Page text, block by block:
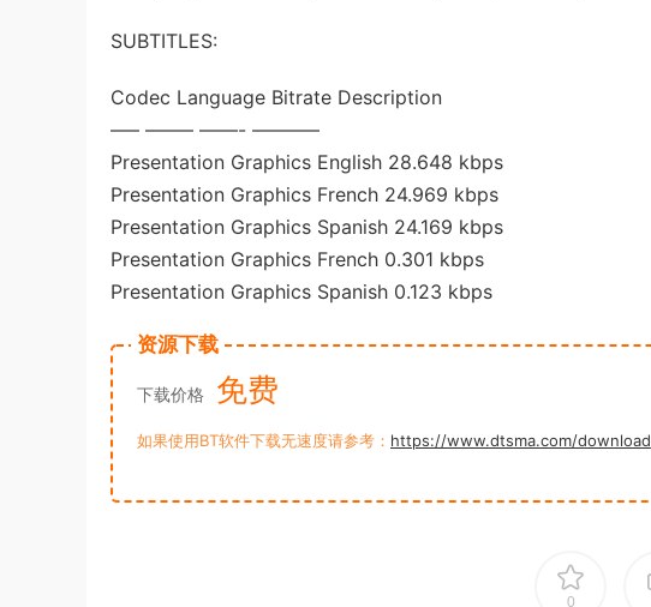
SUBTITLES:
Codec Language Bitrate Description
—– ——– ——- ———–
Presentation Graphics English 28.648 kbps
Presentation Graphics French 24.969 kbps
Presentation Graphics Spanish 24.169 kbps
Presentation Graphics French 0.301 kbps
Presentation Graphics Spanish 0.123 kbps
资源下载
下载价格 免费
如果使用BT软件下载无速度请参考： https://www.dtsma.com/download
0